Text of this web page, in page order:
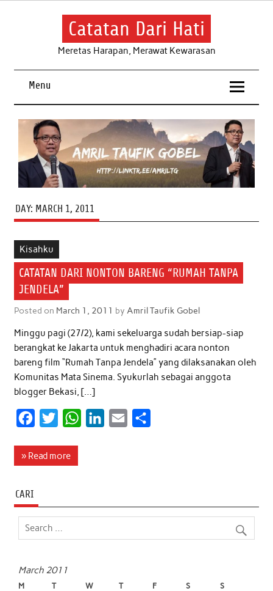
Skip
Catatan Dari Hati
Meretas Harapan, Merawat Kewarasan
Menu
DAY: MARCH 1, 2011
Kisahku
CATATAN DARI NONTON BARENG “RUMAH TANPA
JENDELA”
Posted on March 1, 2011 by Amril Taufik Gobel
Minggu pagi (27/2), kami sekeluarga sudah bersiap-siap
berangkat ke Jakarta untuk menghadiri acara nonton
bareng film “Rumah Tanpa Jendela” yang dilaksanakan oleh
Komunitas Mata Sinema. Syukurlah sebagai anggota
blogger Bekasi, […]
c
o
o
i
e
W
A
d
» Read more
CARI
March 2011
M T W T F S S